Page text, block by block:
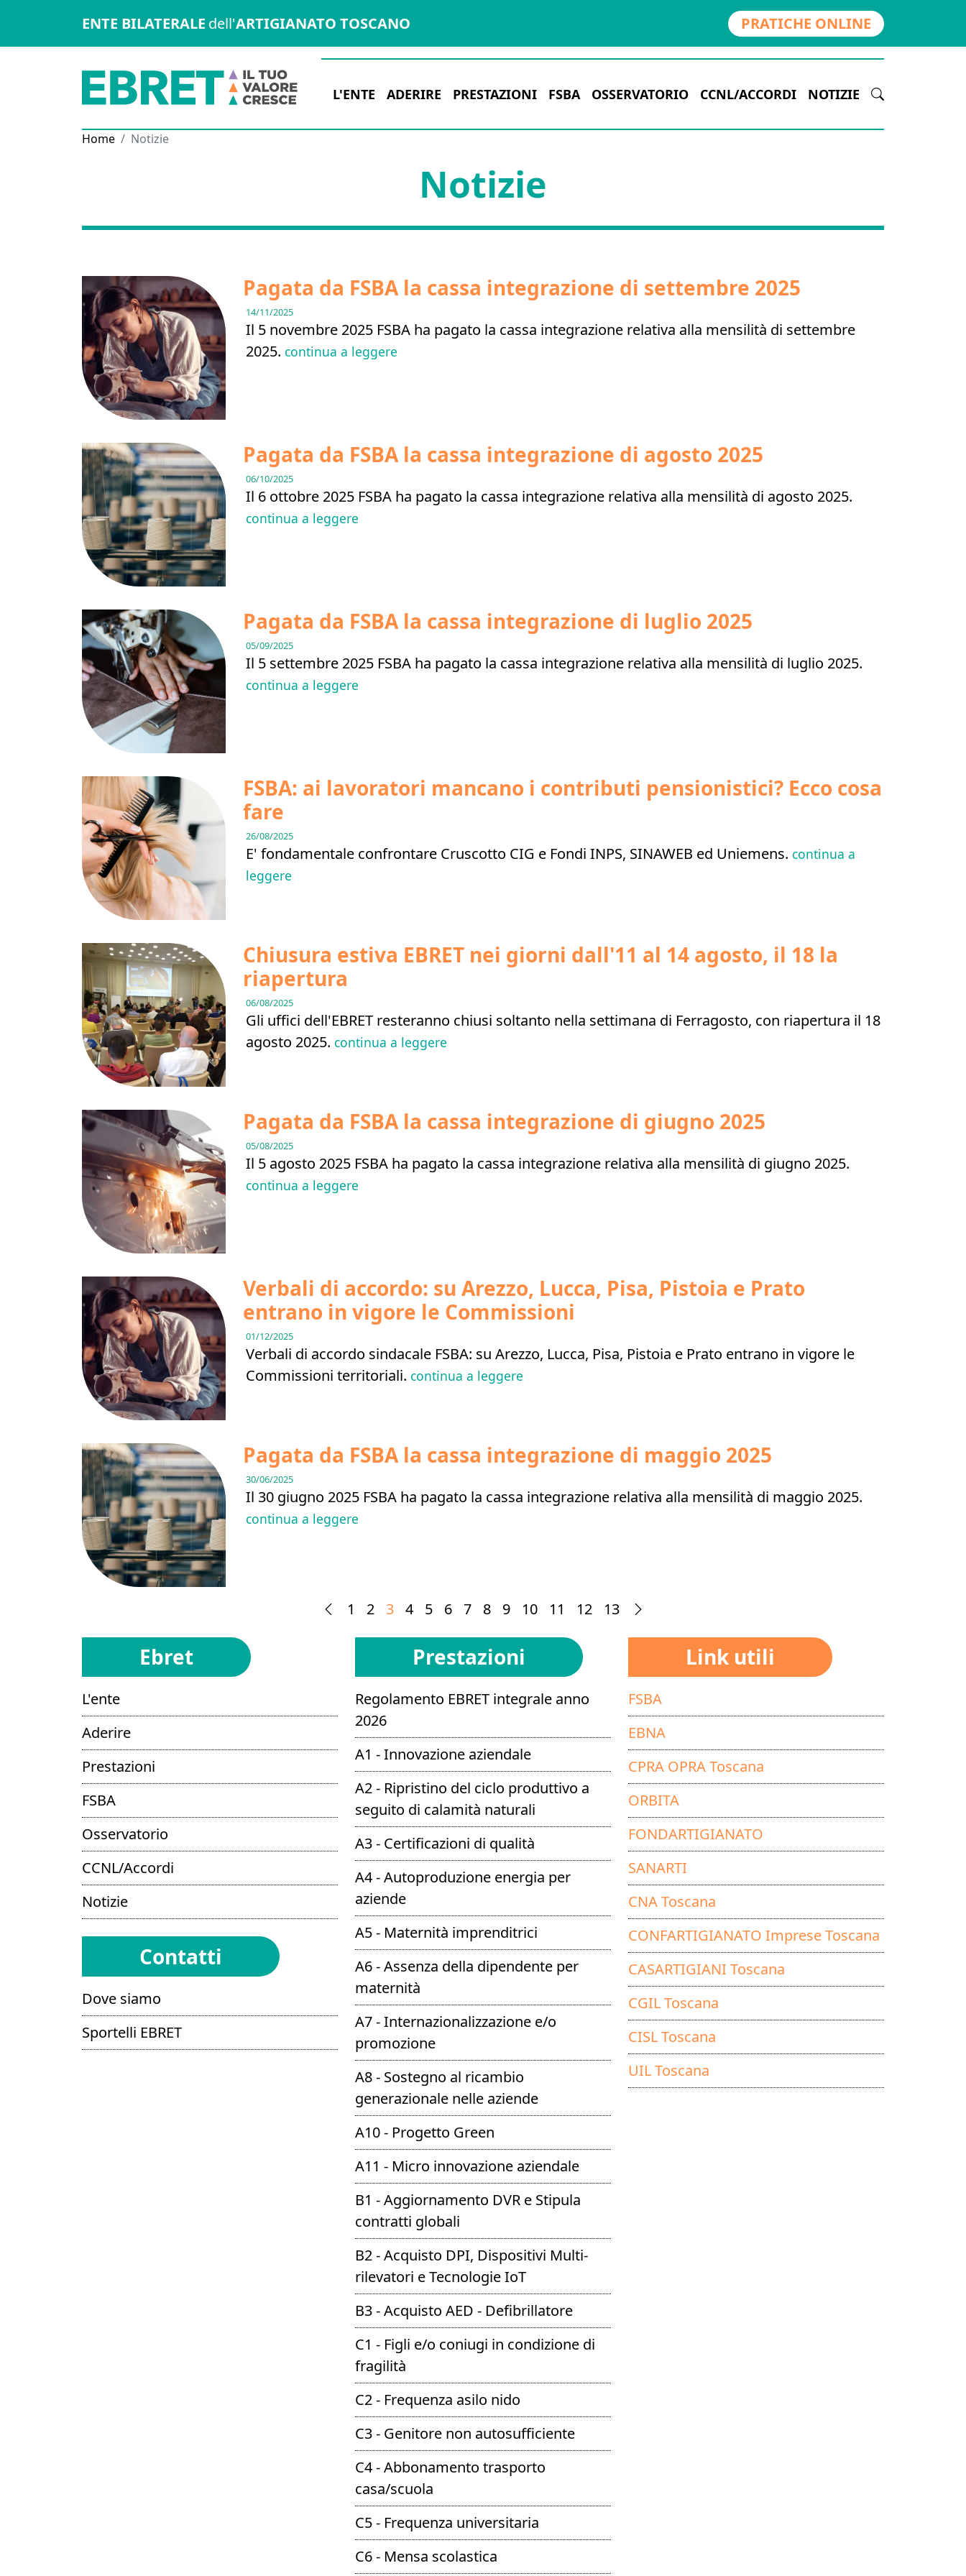
ENTE BILATERALE dell'ARTIGIANATO TOSCANO PRATICHE ONLINE
L'ENTE ADERIRE PRESTAZIONI FSBA OSSERVATORIO CCNL/ACCORDI NOTIZIE
Home Notizie
Notizie
Pagata da FSBA la cassa integrazione di settembre 2025
14/11/2025
Il 5 novembre 2025 FSBA ha pagato la cassa integrazione relativa alla mensilità di settembre
2025. continua a leggere
Pagata da FSBA la cassa integrazione di agosto 2025
06/10/2025
Il 6 ottobre 2025 FSBA ha pagato la cassa integrazione relativa alla mensilità di agosto 2025.
continua a leggere
Pagata da FSBA la cassa integrazione di luglio 2025
05/09/2025
Il 5 settembre 2025 FSBA ha pagato la cassa integrazione relativa alla mensilità di luglio 2025.
continua a leggere
FSBA: ai lavoratori mancano i contributi pensionistici? Ecco cosa
fare
26/08/2025
E' fondamentale confrontare Cruscotto CIG e Fondi INPS, SINAWEB ed Uniemens. continua a
leggere
Chiusura estiva EBRET nei giorni dall'11 al 14 agosto, il 18 la
riapertura
06/08/2025
Gli uffici dell'EBRET resteranno chiusi soltanto nella settimana di Ferragosto, con riapertura il 18
agosto 2025. continua a leggere
Pagata da FSBA la cassa integrazione di giugno 2025
05/08/2025
Il 5 agosto 2025 FSBA ha pagato la cassa integrazione relativa alla mensilità di giugno 2025.
continua a leggere
Verbali di accordo: su Arezzo, Lucca, Pisa, Pistoia e Prato
entrano in vigore le Commissioni
01/12/2025
Verbali di accordo sindacale FSBA: su Arezzo, Lucca, Pisa, Pistoia e Prato entrano in vigore le
Commissioni territoriali. continua a leggere
Pagata da FSBA la cassa integrazione di maggio 2025
30/06/2025
Il 30 giugno 2025 FSBA ha pagato la cassa integrazione relativa alla mensilità di maggio 2025.
continua a leggere
1 2 3 4 5 6 7 8 9 10 11 12 13
Ebret
L'ente
Aderire
Prestazioni
FSBA
Osservatorio
CCNL/Accordi
Notizie
Contatti
Dove siamo
Sportelli EBRET
Prestazioni
Regolamento EBRET integrale anno
2026
A1 - Innovazione aziendale
A2 - Ripristino del ciclo produttivo a
seguito di calamità naturali
A3 - Certificazioni di qualità
A4 - Autoproduzione energia per
aziende
A5 - Maternità imprenditrici
A6 - Assenza della dipendente per
maternità
A7 - Internazionalizzazione e/o
promozione
A8 - Sostegno al ricambio
generazionale nelle aziende
A10 - Progetto Green
A11 - Micro innovazione aziendale
B1 - Aggiornamento DVR e Stipula
contratti globali
B2 - Acquisto DPI, Dispositivi Multi-
rilevatori e Tecnologie IoT
B3 - Acquisto AED - Defibrillatore
C1 - Figli e/o coniugi in condizione di
fragilità
C2 - Frequenza asilo nido
C3 - Genitore non autosufficiente
C4 - Abbonamento trasporto
casa/scuola
C5 - Frequenza universitaria
C6 - Mensa scolastica
Link utili
FSBA
EBNA
CPRA OPRA Toscana
ORBITA
FONDARTIGIANATO
SANARTI
CNA Toscana
CONFARTIGIANATO Imprese Toscana
CASARTIGIANI Toscana
CGIL Toscana
CISL Toscana
UIL Toscana